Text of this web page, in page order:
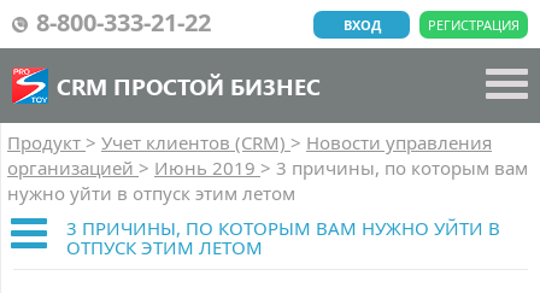
8-800-333-21-22 РЕГИСТРАЦИЯ
ВХОД
CRM ПРОСТОЙ БИЗНЕС
Продукт > Учет клиентов (CRM) > Новости управления
организацией > Июнь 2019 > 3 причины, по которым вам
нужно уйти в отпуск этим летом
3 ПРИЧИНЫ, ПО КОТОРЫМ ВАМ НУЖНО УЙТИ В
ОТПУСК ЭТИМ ЛЕТОМ